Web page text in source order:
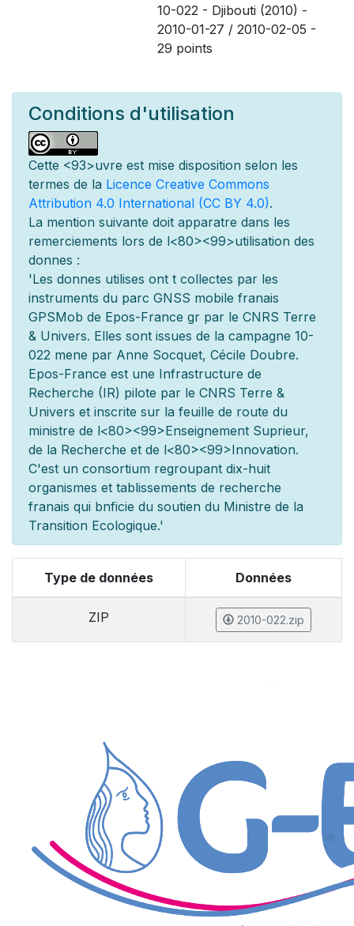
10-022 - Djibouti (2010) -
2010-01-27 / 2010-02-05 -
29 points
Conditions d'utilisation
Cette <93>uvre est mise disposition selon les
termes de la Licence Creative Commons
Attribution 4.0 International (CC BY 4.0).
La mention suivante doit apparatre dans les
remerciements lors de l<80><99>utilisation des
donnes :
'Les donnes utilises ont t collectes par les
instruments du parc GNSS mobile franais
GPSMob de Epos-France gr par le CNRS Terre
& Univers. Elles sont issues de la campagne 10-
022 mene par Anne Socquet, Cécile Doubre.
Epos-France est une Infrastructure de
Recherche (IR) pilote par le CNRS Terre &
Univers et inscrite sur la feuille de route du
ministre de l<80><99>Enseignement Suprieur,
de la Recherche et de l<80><99>Innovation.
C'est un consortium regroupant dix-huit
organismes et tablissements de recherche
franais qui bnficie du soutien du Ministre de la
Transition Ecologique.'
Type de données Données
ZIP 2010-022.zip